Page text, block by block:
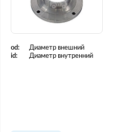
od: Диаметр внешний
id:
Диаметр внутренний